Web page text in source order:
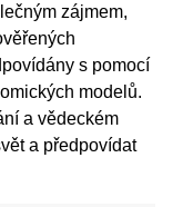
zájmem,
s pomocí
modelů.
a vědeckém
a předpovídat